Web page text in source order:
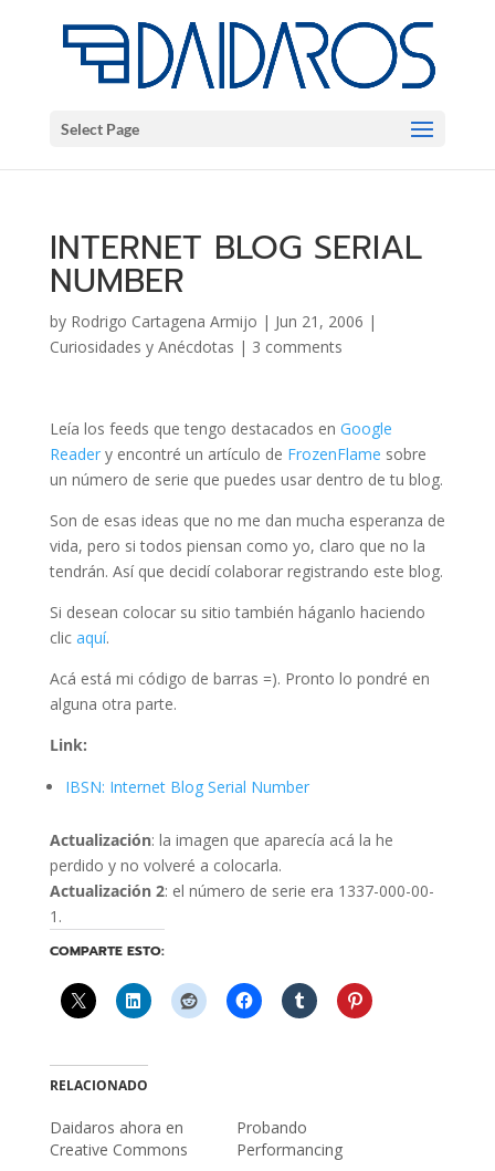
Select Page
INTERNET BLOG SERIAL
NUMBER
by Rodrigo Cartagena Armijo | Jun 21, 2006 |
Curiosidades y Anécdotas | 3 comments
Leía los feeds que tengo destacados en Google
Readery encontré un artículo de FrozenFlame sobre
un número de serie que puedes usar dentro de tu blog.
Son de esas ideas que no me dan mucha esperanza de
vida, pero si todos piensan como yo, claro que no la
tendrán. Así que decidí colaborar registrando este blog.
Si desean colocar su sitio también háganlo haciendo
clic aquí.
Acá está mi código de barras =). Pronto lo pondré en
alguna otra parte.
Link:
IBSN: Internet Blog Serial Number
Actualización: la imagen que aparecía acá la he
perdido y no volveré a colocarla.
Actualización 2: el número de serie era 1337-000-00-
1.
COMPARTE ESTO:
RELACIONADO
Daidaros ahora en
Creative Commons
Probando
Performancing